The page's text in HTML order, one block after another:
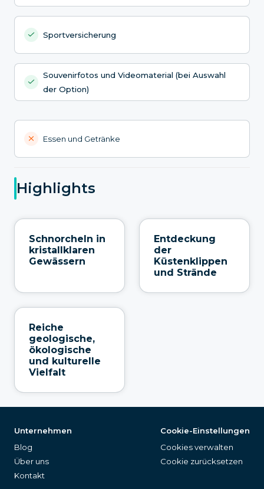
Sportversicherung
Souvenirfotos und Videomaterial (bei Auswahl
der Option)
Essen und Getränke
Highlights
Schnorcheln in
kristallklaren
Gewässern
Entdeckung
der
Küstenklippen
und Strände
Reiche
geologische,
ökologische
und kulturelle
Vielfalt
Unternehmen
Blog
Über uns
Kontakt
Cookie-Einstellungen
Cookies verwalten
Cookie zurücksetzen